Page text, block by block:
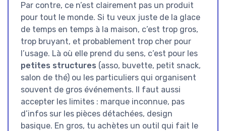
Par contre, ce n’est clairement pas un produit
pour tout le monde. Si tu veux juste de la glace
de temps en temps à la maison, c’est trop gros,
trop bruyant, et probablement trop cher pour
l’usage. Là où elle prend du sens, c’est pour les
petites structures (asso, buvette, petit snack,
salon de thé) ou les particuliers qui organisent
souvent de gros événements. Il faut aussi
accepter les limites : marque inconnue, pas
d’infos sur les pièces détachées, design
basique. En gros, tu achètes un outil qui fait le